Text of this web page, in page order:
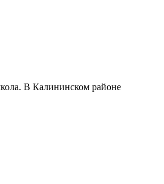
В Калининском районе